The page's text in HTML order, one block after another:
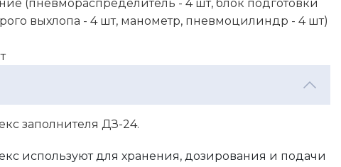
(пневмораспределитель - 4 шт, блок подготовки
выхлопа - 4 шт, манометр, пневмоцилиндр - 4 шт)
заполнителя ДЗ-24.
используют для хранения, дозирования и подачи